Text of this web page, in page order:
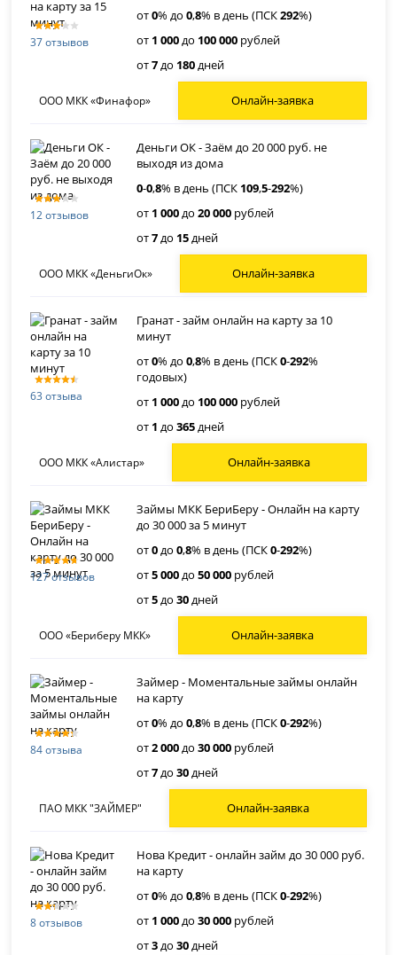
37 отзывов
от0% до0,8% в день (ПСК292%)
от 1 000до 100 000 рублей
от7до 180дней
ООО МКК «Финафор» Онлайн-заявка
12 отзывов
Деньги ОК - Заём до 20 000 руб. не
выходя из дома
0-0,8% в день (ПСК 109,5-292%)
от 1 000до20 000 рублей
от7до 15дней
ООО МКК «ДеньгиОк» Онлайн-заявка
63 отзыва
Гранат - займ онлайн на карту за 10
минут
от0% до0,8% в день (ПСК0-292%
годовых)
от 1 000до 100 000 рублей
от 1 до365дней
ООО МКК «Алистар» Онлайн-заявка
127 отзывов
Займы МКК БериБеру - Онлайн на карту
до 30 000 за 5 минут
от0до0,8% в день (ПСК0-292%)
от5 000до50 000 рублей
от5до30дней
ООО «Бериберу МКК» Онлайн-заявка
84 отзыва
Займер - Моментальные займы онлайн
на карту
от0% до0,8% в день (ПСК0-292%)
от2 000до30 000 рублей
от7до30дней
ПАО МКК "ЗАЙМЕР" Онлайн-заявка
8 отзывов
Нова Кредит - онлайн займ до 30 000 руб.
на карту
от0% до0,8% в день (ПСК0-292%)
от 1 000до30 000 рублей
от3до30дней